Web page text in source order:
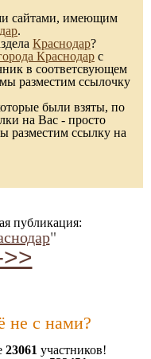
сайтами, имеющим
.
Краснодар?
Краснодар с
в соответсвующем
разместим ссылочку
были взяты, по
на Вас - просто
разместим ссылку на
публикация:
"
не с нами?
23061 участников!